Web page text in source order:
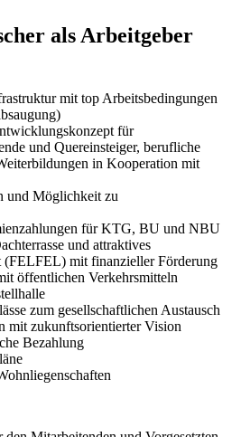
als Arbeitgeber
mit top Arbeitsbedingungen
für
und Quereinsteiger, berufliche
in Kooperation mit
und Möglichkeit zu
für KTG, BU und NBU
und attraktives
(FELFEL) mit finanzieller Förderung
öffentlichen Verkehrsmitteln
zum gesellschaftlichen Austausch
mit zukunftsorientierter Vision
Bezahlung